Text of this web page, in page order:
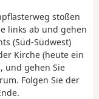
stoßen
links ab und gehen
(Süd-Südwest)
Kirche (heute ein
und gehen Sie
Folgen Sie der